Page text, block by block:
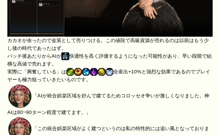
カカオが余ったので金策として売りつける。この値段で高級資源が売れるのは以前はもう少
し後の時代であったはず。
パッチ後あたりからAIが
快適性を高く評価するようになった可能性があり、早い段階で結
構な高値で売れます。
実際に「興奮している」は
全産出+10%と強烈な効果であるのでプレイ
ヤーも極力狙っていきたいものです。
「AIが統合娯楽区域を好んで建てるためコロッセオ争いが激しくなりました。神
AIは80~90ターン程度で建てます。」
「この統合娯楽区域がよく建つというのは私の特性的には追い風となっておりま